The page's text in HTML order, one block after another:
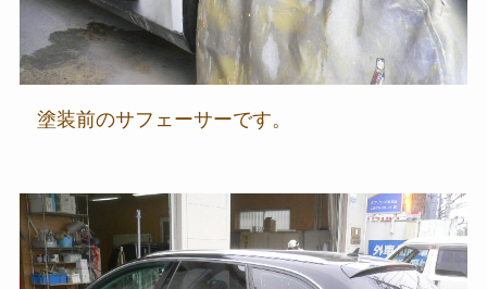
塗装前のサフェーサーです。